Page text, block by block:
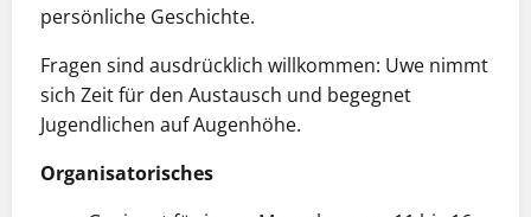
persönliche Geschichte.
Fragen sind ausdrücklich willkommen: Uwe nimmt
sich Zeit für den Austausch und begegnet
Jugendlichen auf Augenhöhe.
Organisatorisches